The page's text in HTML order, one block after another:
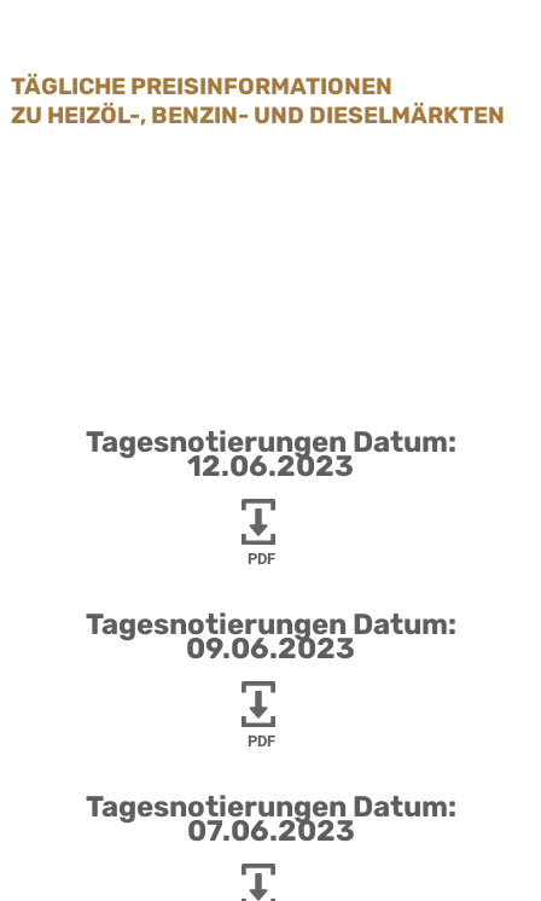
TÄGLICHE PREISINFORMATIONEN
ZU HEIZÖL-, BENZIN- UND DIESELMÄRKTEN
Tagesnotierungen Datum:
12.06.2023
PDF
Tagesnotierungen Datum:
09.06.2023
PDF
Tagesnotierungen Datum:
07.06.2023